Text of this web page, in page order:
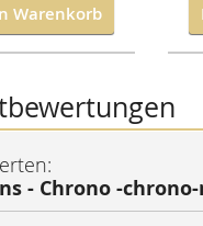
Warenkorb
- Chrono -